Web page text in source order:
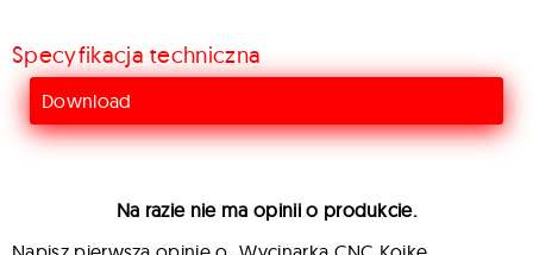
Specyfikacja techniczna
Download
Na razie nie ma opinii o produkcie.